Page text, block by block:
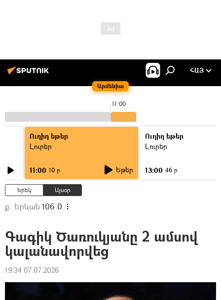
Արմենիա
ՀԱՅ
11:00
Ուղիղ եթեր
Լուրեր
11:00 10 ր Եթեր
Ուղիղ եթեր
Լուրեր
13:00 46 ր
Երեկ Այսօր
ք. Երևան 106.0
Գագիկ Ծառուկյանը 2 ամսով
կալանավորվեց
19:34 07.07.2026